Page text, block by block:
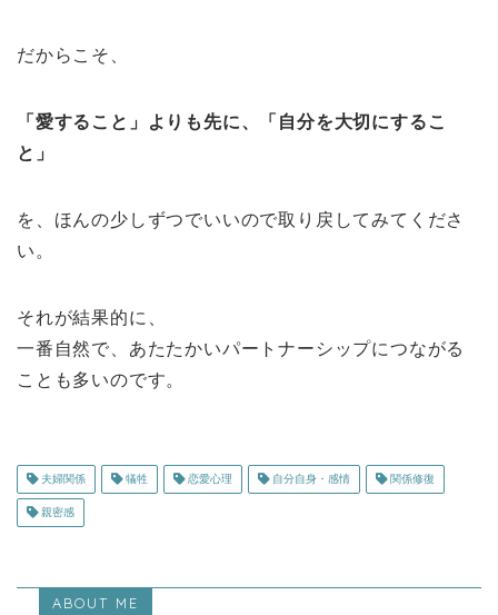
だからこそ、
「愛すること」よりも先に、「自分を大切にするこ
と」
を、ほんの少しずつでいいので取り戻してみてくださ
い。
それが結果的に、
一番自然で、あたたかいパートナーシップにつながる
ことも多いのです。
夫婦関係 犠牲 恋愛心理 自分自身・感情 関係修復
親密感
ABOUT ME